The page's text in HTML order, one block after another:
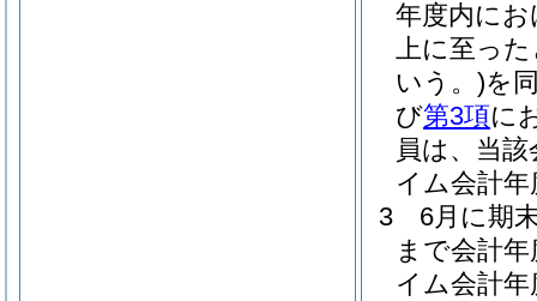
年度内に
上に至っ
いう。)を
び第3項に
員は、当
イム会計
3
6月に期
まで会計
イム会計